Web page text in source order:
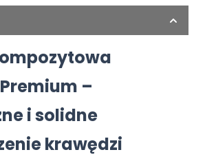
–
i solidne
krawędzi